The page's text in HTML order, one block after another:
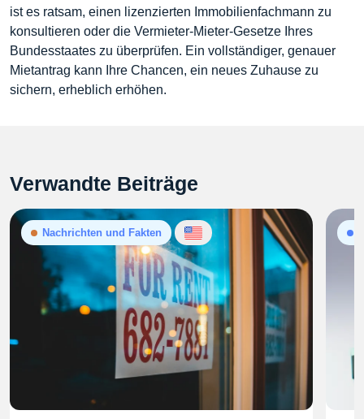
ist es ratsam, einen lizenzierten Immobilienfachmann zu
konsultieren oder die Vermieter-Mieter-Gesetze Ihres
Bundesstaates zu überprüfen. Ein vollständiger, genauer
Mietantrag kann Ihre Chancen, ein neues Zuhause zu
sichern, erheblich erhöhen.
Verwandte Beiträge
Nachrichten und Fakten